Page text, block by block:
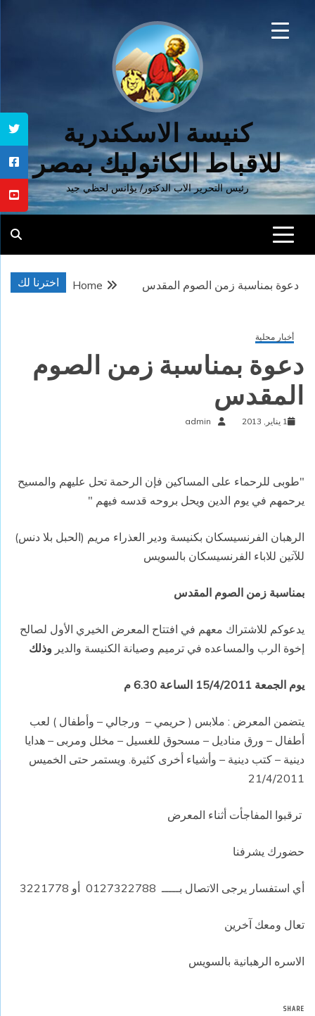
كنيسة الاسكندرية
للاقباط الكاثوليك بمصر
رئيس التحرير الاب الدكتور/ يؤانس لحظي جيد
اخترنا لك Home دعوة بمناسبة زمن الصوم المقدس
أخبار محلية
دعوة بمناسبة زمن الصوم
المقدس
1 يناير, 2013 admin
"طوبى للرحماء على المساكين فإن الرحمة تحل عليهم والمسيح
يرحمهم في يوم الدين ويحل بروحه قدسه فيهم "
الرهبان الفرنسيسكان بكنيسة ودير العذراء مريم (الحبل بلا دنس)
للآتين للاباء الفرنسيسكان بالسويس
بمناسبة زمن الصوم المقدس
يدعوكم للاشتراك معهم في افتتاح المعرض الخيري الأول لصالح
إخوة الرب والمساعده في ترميم وصيانة الكنيسة والدير وذلك
يوم الجمعة 15/4/2011 الساعة 6.30 م
يتضمن المعرض : ملابس ( حريمي – ورجالي – وأطفال ) لعب
أطفال – ورق مناديل – مسحوق للغسيل – مخلل ومربى – هدايا
دينية – كتب دينية – وأشياء أخرى كثيرة. ويستمر حتى الخميس
21/4/2011
ترقبوا المفاجأت أثناء المعرض
حضورك يشرفنا
أي استفسار يرجى الاتصال بـــــ 0127322788 أو 3221778
تعال ومعك آخرين
الاسره الرهبانية بالسويس
SHARE